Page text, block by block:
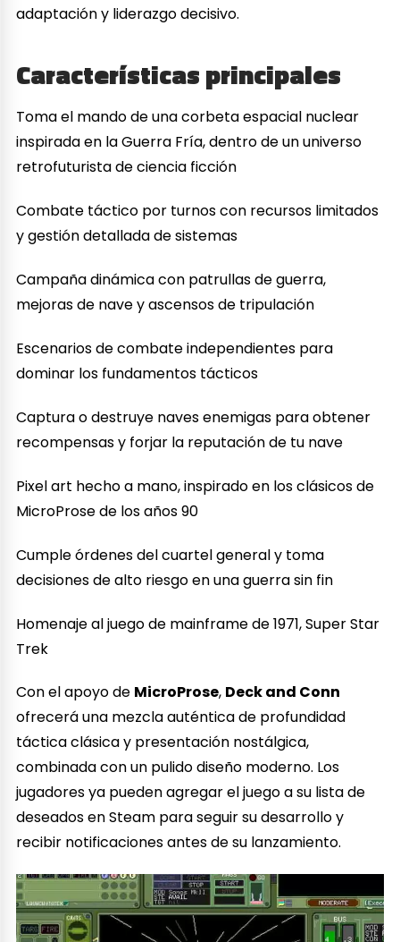
adaptación y liderazgo decisivo.
Características principales
Toma el mando de una corbeta espacial nuclear
inspirada en la Guerra Fría, dentro de un universo
retrofuturista de ciencia ficción
Combate táctico por turnos con recursos limitados
y gestión detallada de sistemas
Campaña dinámica con patrullas de guerra,
mejoras de nave y ascensos de tripulación
Escenarios de combate independientes para
dominar los fundamentos tácticos
Captura o destruye naves enemigas para obtener
recompensas y forjar la reputación de tu nave
Pixel art hecho a mano, inspirado en los clásicos de
MicroProse de los años 90
Cumple órdenes del cuartel general y toma
decisiones de alto riesgo en una guerra sin fin
Homenaje al juego de mainframe de 1971, Super Star
Trek
Con el apoyo de MicroProse, Deck and Conn
ofrecerá una mezcla auténtica de profundidad
táctica clásica y presentación nostálgica,
combinada con un pulido diseño moderno. Los
jugadores ya pueden agregar el juego a su lista de
deseados en Steam para seguir su desarrollo y
recibir notificaciones antes de su lanzamiento.